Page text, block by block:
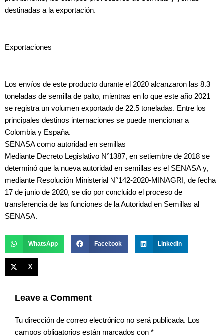
destinadas a la exportación.
Exportaciones
Los envíos de este producto durante el 2020 alcanzaron las 8.3
toneladas de semilla de palto, mientras en lo que este año 2021
se registra un volumen exportado de 22.5 toneladas. Entre los
principales destinos internaciones se puede mencionar a
Colombia y España.
SENASA como autoridad en semillas
Mediante Decreto Legislativo N°1387, en setiembre de 2018 se
determinó que la nueva autoridad en semillas es el SENASA y,
mediante Resolución Ministerial N°142-2020-MINAGRI, de fecha
17 de junio de 2020, se dio por concluido el proceso de
transferencia de las funciones de la Autoridad en Semillas al
SENASA.
WhatsApp Facebook LinkedIn
X
Leave a Comment
Tu dirección de correo electrónico no será publicada. Los
campos obligatorios están marcados con *